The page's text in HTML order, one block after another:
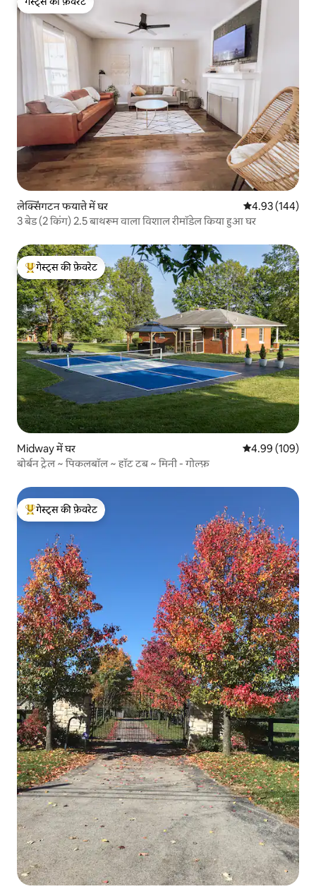
गेस्ट्स की फ़ेवरेट
लेक्सिंगटन फयात्ते में घर औसत रेटिंग 5 में से
4.93 (144)
3 बेड (2 किंग) 2.5 बाथरूम वाला विशाल रीमॉडेल किया हुआ घर
गेस्ट्स का टॉप फ़ेवरेट
गेस्ट्स की फ़ेवरेट
Midway में घर औसत रेटिंग 5 में से
4.99 (109)
बोर्बन ट्रेल ~ पिकलबॉल ~ हॉट टब ~ मिनी - गोल्फ़
गेस्ट्स का टॉप फ़ेवरेट
गेस्ट्स की फ़ेवरेट